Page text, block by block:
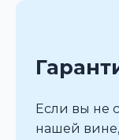
Если вы не
нашей